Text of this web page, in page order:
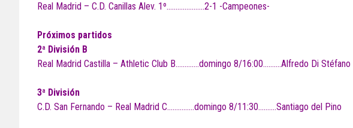
Real Madrid – C.D. Canillas Alev. 1º…………………2-1 -Campeones-
Próximos partidos
2ª División B
Real Madrid Castilla – Athletic Club B………….domingo 8/16:00……….Alfredo Di Stéfano
3ª División
C.D. San Fernando – Real Madrid C……………domingo 8/11:30……….Santiago del Pino